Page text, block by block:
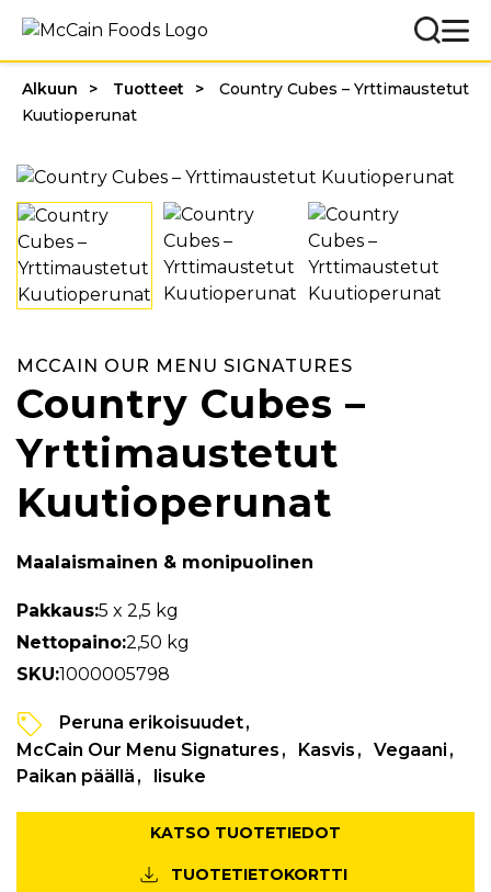
Alkuun Tuotteet
Country Cubes – Yrttimaustetut
Kuutioperunat
MCCAIN OUR MENU SIGNATURES
Country Cubes –
Yrttimaustetut
Kuutioperunat
Maalaismainen & monipuolinen
Pakkaus:5 x 2,5 kg
Nettopaino:2,50 kg
SKU:1000005798
Peruna erikoisuudet
McCain Our Menu Signatures
Kasvis
Vegaani
Paikan päällä
lisuke
KATSO TUOTETIEDOT
TUOTETIETOKORTTI